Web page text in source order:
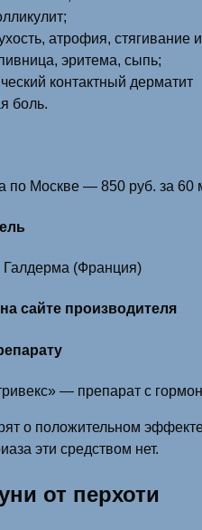
атрофия, стягивание
эритема, сыпь;
контактный дерматит
боль.
по Москве — 850 руб. за 60
Галдерма (Франция)
сайте производителя
— препарат с
о положительном
эти средством нет.
от перхоти